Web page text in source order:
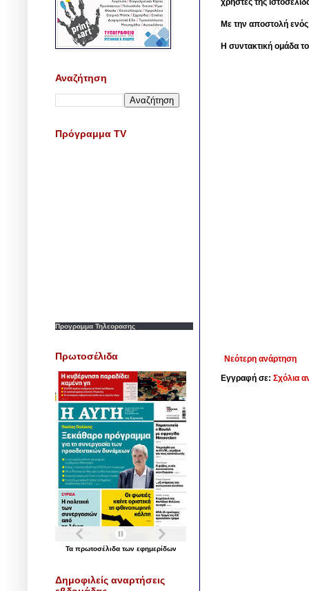
χρήστες της
Με την αποστολή
Η συντακτική ομάδα
Νεότερη ανάρτηση
Εγγραφή σε: Σχόλια
Αναζήτηση
Πρόγραμμα TV
Προγραμμα Τηλεορασης
Πρωτοσέλιδα
Τα πρωτοσέλιδα των εφημερίδων
Δημοφιλείς αναρτήσεις